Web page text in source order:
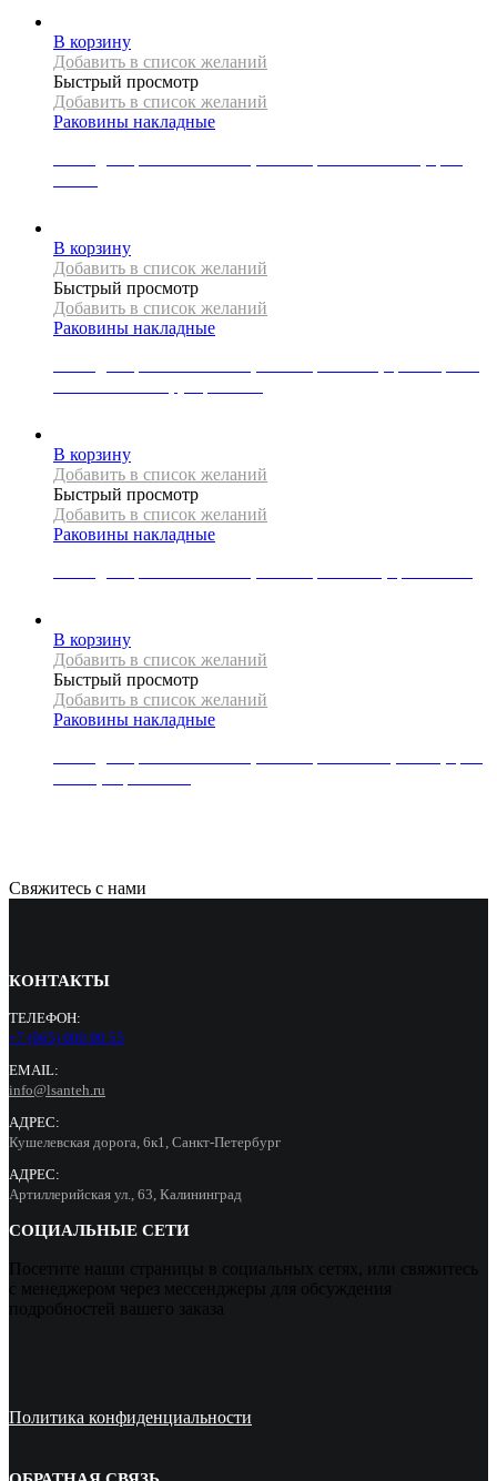
В корзину
Добавить в список желаний
Быстрый просмотр
Добавить в список желаний
Раковины накладные
В корзину
Добавить в список желаний
Быстрый просмотр
Добавить в список желаний
Раковины накладные
В корзину
Добавить в список желаний
Быстрый просмотр
Добавить в список желаний
Раковины накладные
В корзину
Добавить в список желаний
Быстрый просмотр
Добавить в список желаний
Раковины накладные
Свяжитесь с нами
КОНТАКТЫ
ТЕЛЕФОН:
+7 (965) 000 90 55
EMAIL:
info@lsanteh.ru
АДРЕС:
Кушелевская дорога, 6к1, Санкт-Петербург
АДРЕС:
Артиллерийская ул., 63, Калининград
СОЦИАЛЬНЫЕ СЕТИ
Посетите наши страницы в социальных сетях, или свяжитесь
с менеджером через мессенджеры для обсуждения
подробностей вашего заказа
Политика конфиденциальности